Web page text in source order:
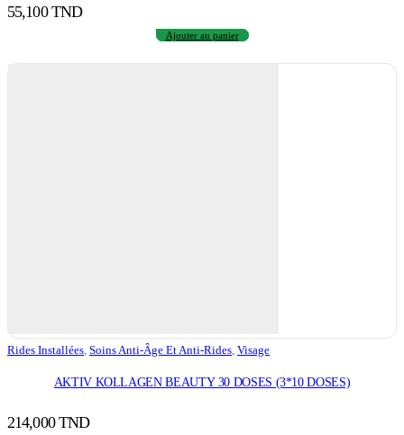
55,100TND
Ajouter au panier
Rides Installées Soins Anti-Âge Et Anti-Rides Visage
AKTIV KOLLAGEN BEAUTY 30 DOSES (3*10 DOSES)
214,000TND